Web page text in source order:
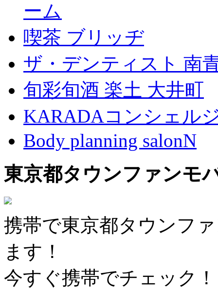
ーム
喫茶 ブリッヂ
ザ・デンティスト 南
旬彩旬酒 楽土 大井町
KARADAコンシェル
Body planning salonN
東京都タウンファンモ
携帯で東京都タウンフ
ます！
今すぐ携帯でチェック！